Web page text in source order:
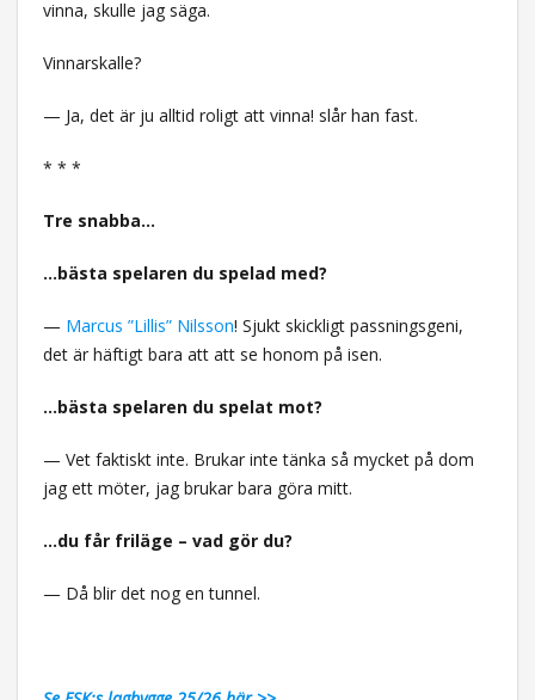
vinna, skulle jag säga.
Vinnarskalle?
— Ja, det är ju alltid roligt att vinna! slår han fast.
* * *
Tre snabba…
…bästa spelaren du spelad med?
— Marcus ”Lillis” Nilsson! Sjukt skickligt passningsgeni,
det är häftigt bara att att se honom på isen.
…bästa spelaren du spelat mot?
— Vet faktiskt inte. Brukar inte tänka så mycket på dom
jag ett möter, jag brukar bara göra mitt.
…du får friläge – vad gör du?
— Då blir det nog en tunnel.